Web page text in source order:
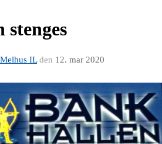
stenges
ILden 12. mar 2020